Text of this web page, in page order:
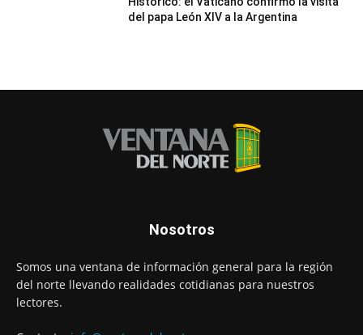
del papa León XIV a la Argentina
Nosotros
Somos una ventana de información general para la región
del norte llevando realidades cotidianas para nuestros
lectores.